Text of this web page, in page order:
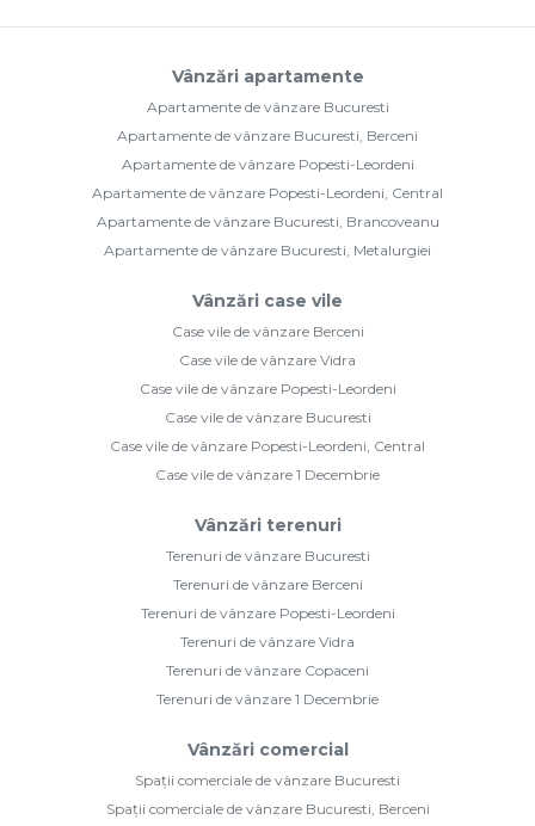
Vânzări apartamente
Apartamente de vânzare Bucuresti
Apartamente de vânzare Bucuresti, Berceni
Apartamente de vânzare Popesti-Leordeni
Apartamente de vânzare Popesti-Leordeni, Central
Apartamente de vânzare Bucuresti, Brancoveanu
Apartamente de vânzare Bucuresti, Metalurgiei
Vânzări case vile
Case vile de vânzare Berceni
Case vile de vânzare Vidra
Case vile de vânzare Popesti-Leordeni
Case vile de vânzare Bucuresti
Case vile de vânzare Popesti-Leordeni, Central
Case vile de vânzare 1 Decembrie
Vânzări terenuri
Terenuri de vânzare Bucuresti
Terenuri de vânzare Berceni
Terenuri de vânzare Popesti-Leordeni
Terenuri de vânzare Vidra
Terenuri de vânzare Copaceni
Terenuri de vânzare 1 Decembrie
Vânzări comercial
Spații comerciale de vânzare Bucuresti
Spații comerciale de vânzare Bucuresti, Berceni